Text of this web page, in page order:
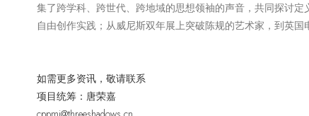
集了跨学科、跨世代、跨地域的思想领袖的声音，共同探讨定
自由创作实践；从威尼斯双年展上突破陈规的艺术家，到英
如需更多资讯，敬请联系
项目统筹：唐荣嘉